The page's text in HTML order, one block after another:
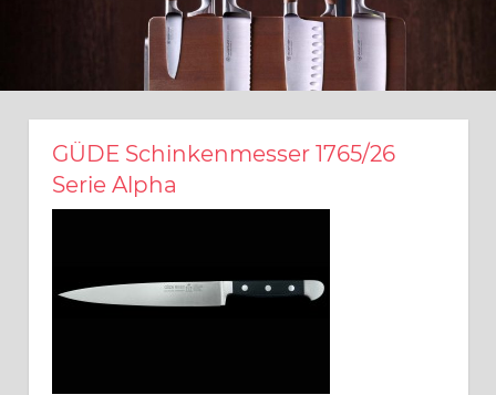
GÜDE Schinkenmesser 1765/26
Serie Alpha